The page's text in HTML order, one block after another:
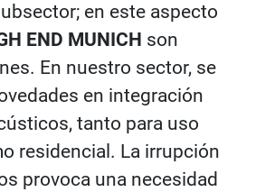
en este aspecto
END MUNICH son
En nuestro sector, se
en integración
tanto para uso
residencial. La irrupción
provoca una necesidad